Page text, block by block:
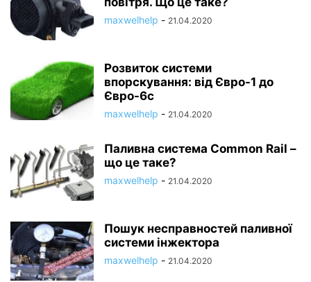
maxwelhelp - 21.04.2020
Розвиток системи
впорскування: від Євро-1 до
Євро-6c
maxwelhelp - 21.04.2020
Паливна система Common Rail –
що це таке?
maxwelhelp - 21.04.2020
Пошук несправностей паливної
системи інжектора
maxwelhelp - 21.04.2020